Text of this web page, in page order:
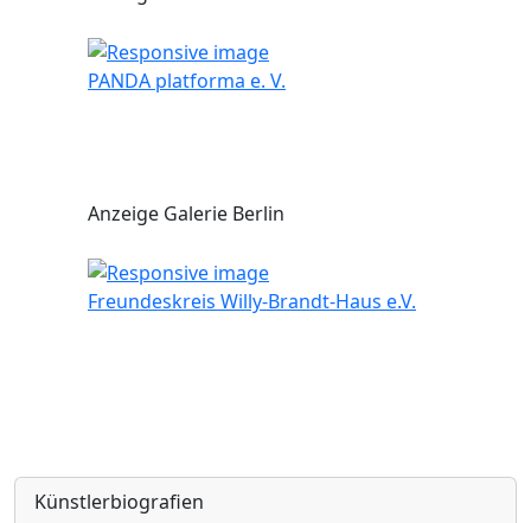
PANDA platforma e. V.
Anzeige Galerie Berlin
Freundeskreis Willy-Brandt-Haus e.V.
Künstlerbiografien